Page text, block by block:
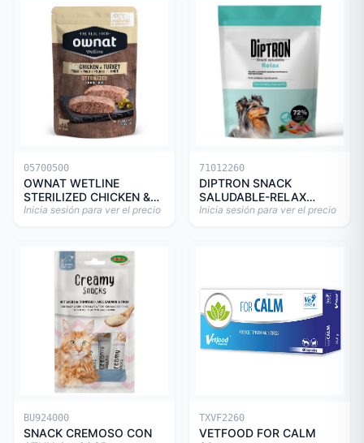
05700500
OWNAT WETLINE
STERILIZED CHICKEN &
TURKEY CAT 85gr
Inicia sesión para ver el precio
71012260
DIPTRON SNACK
SALUDABLE-RELAX
150GR
Inicia sesión para ver el precio
BU924000
SNACK CREMOSO CON
TXVF2260
VETFOOD FOR CALM